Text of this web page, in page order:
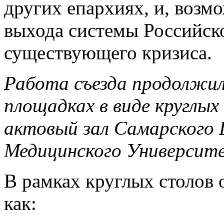
других епархиях, и,
выхода системы
существующего кризиса.
Работа съезда
площадках в виде
актовый зал Самарского
Медицинского
В рамках круглых столов
как: